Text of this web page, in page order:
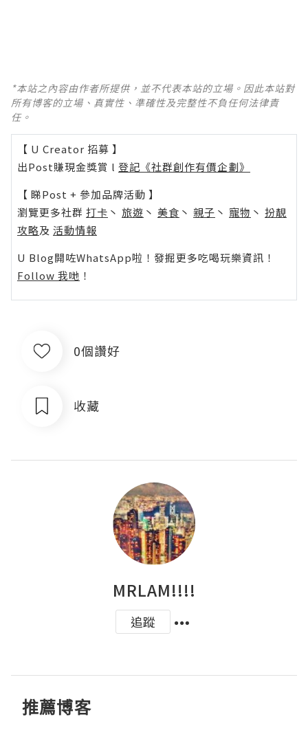
*本站之內容由作者所提供，並不代表本站的立場。因此本站對
所有博客的立場、真實性、準確性及完整性不負任何法律責
任。
【 U Creator 招募 】
出Post賺現金獎賞 l 登記《社群創作有價企劃》
【 睇Post + 參加品牌活動 】
瀏覽更多社群 打卡 丶 旅遊 丶 美食 丶 親子 丶 寵物 丶 扮靚
攻略及 活動情報
U Blog開咗WhatsApp啦！發掘更多吃喝玩樂資訊！
Follow 我哋 ！
0個讚好
收藏
MRLAM!!!!
追蹤
推薦博客